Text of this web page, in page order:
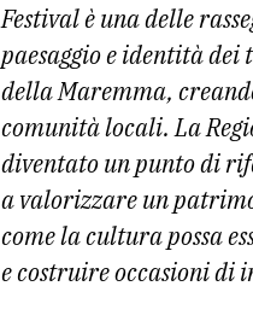
Festival è una delle
paesaggio e identità
della Maremma,
comunità locali. La
diventato un punto di
a valorizzare un
come la cultura possa
e costruire occasioni di